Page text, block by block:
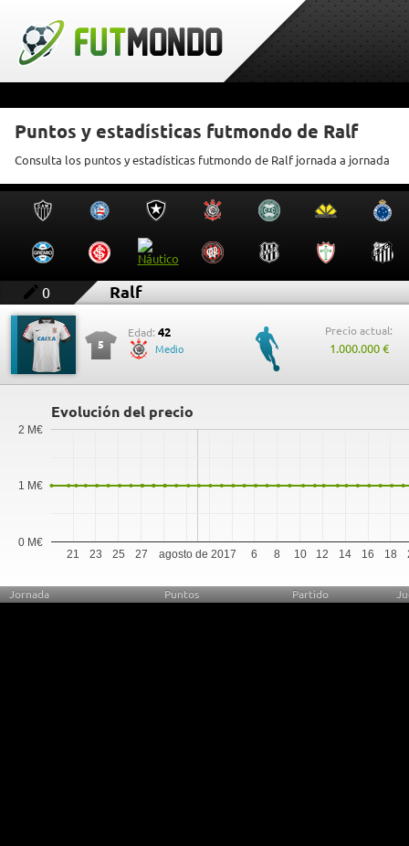
Puntos y estadísticas futmondo de Ralf
Consulta los puntos y estadísticas futmondo de Ralf jornada a jornada
0 Ralf
5
Edad: 42
Medio
Precio actual:
1.000.000 €
Evolución del precio
agosto de 2017
21 23 25 27 6 8 10 12 14 16 18
0 M€
1 M€
2 M€
Jornada Puntos Partido